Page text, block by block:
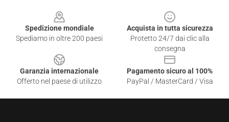
Spedizione mondiale
Spediamo in oltre 200 paesi
Acquista in tutta sicurezza
Protetto 24/7 dai clic alla
consegna
Garanzia internazionale
Offerto nel paese di utilizzo
Pagamento sicuro al 100%
PayPal / MasterCard / Visa